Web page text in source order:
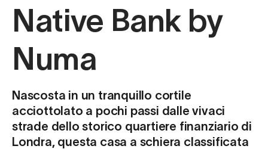
Native Bank by
Numa
Nascosta in un tranquillo cortile
acciottolato a pochi passi dalle vivaci
strade dello storico quartiere finanziario di
Londra, questa casa a schiera classificata